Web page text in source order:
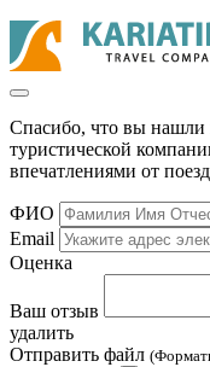
Спасибо, что вы нашли
туристической
впечатлениями от
ФИО
Email
Оценка
Ваш отзыв
удалить
Отправить файл